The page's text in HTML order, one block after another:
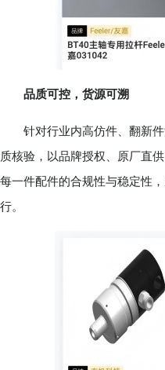
品质可控，货源可溯
针对行业内高仿件、翻新件
质核验，以品牌授权、原厂直
每一件配件的合规性与稳定性
行。